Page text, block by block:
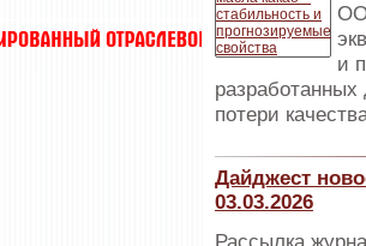
и
потери
Дайджест
03.03.2026
Рассылка